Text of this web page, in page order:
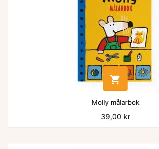

Molly målarbok
Pris
39,00 kr